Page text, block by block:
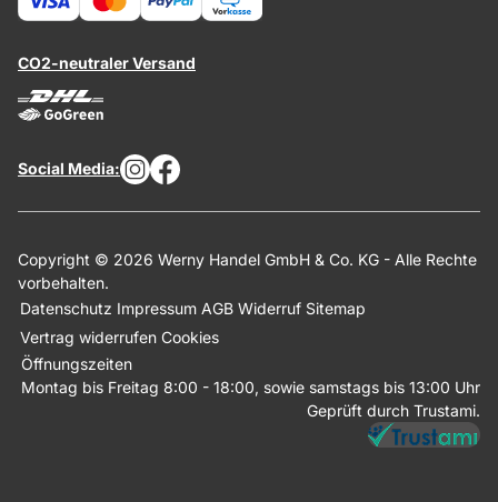
CO2-neutraler Versand
Social Media:
Copyright © 2026 Werny Handel GmbH & Co. KG - Alle Rechte
vorbehalten.
Datenschutz Impressum AGB Widerruf Sitemap
Vertrag widerrufen Cookies
Öffnungszeiten
Montag bis Freitag 8:00 - 18:00, sowie samstags bis 13:00 Uhr
Geprüft durch Trustami.